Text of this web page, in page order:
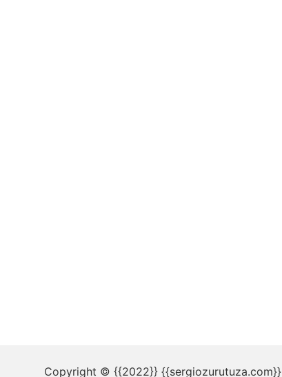
Copyright © {{2022}} {{sergiozurutuza.com}}